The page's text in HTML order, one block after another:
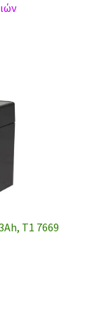
T1 7669